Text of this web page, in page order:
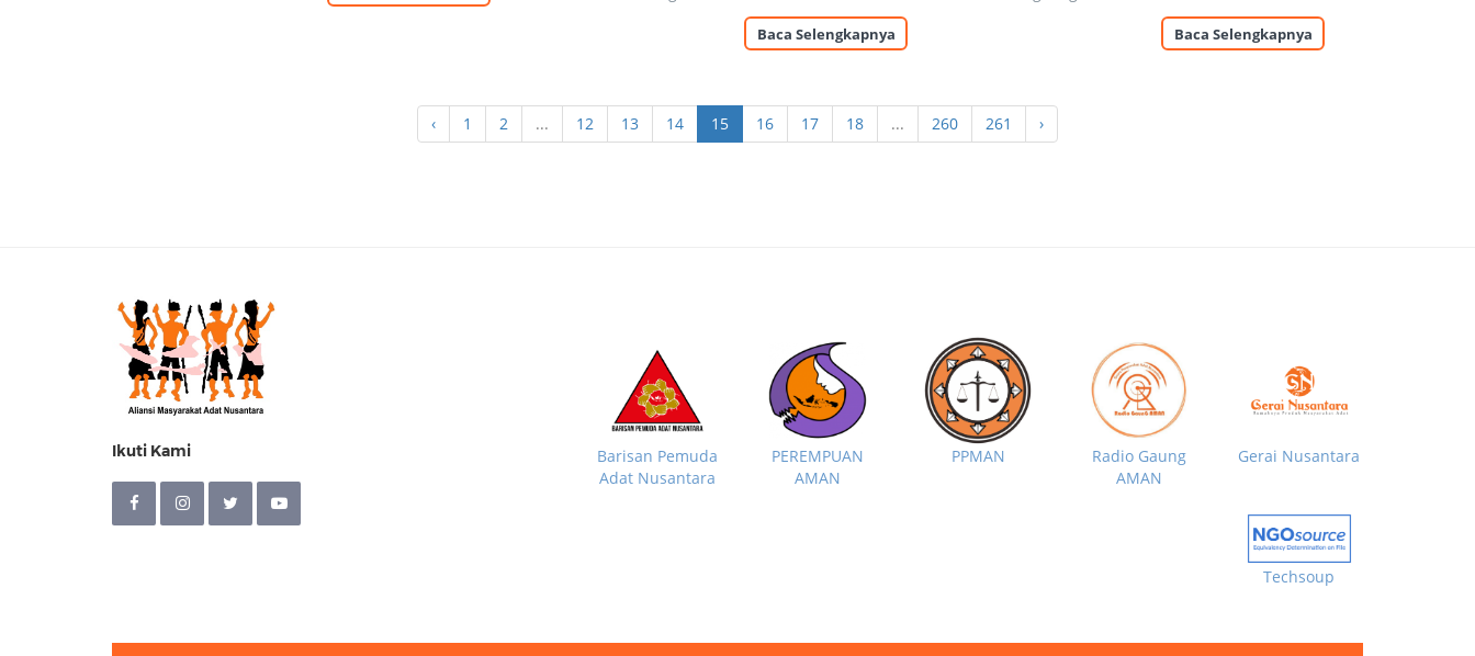
Baca Selengkapnya Baca Selengkapnya
‹ 1 2 ... 12 13 14 15 16 17 18 ... 260 261 ›
Ikuti Kami
Barisan Pemuda
Adat Nusantara
PEREMPUAN
AMAN
PPMAN
Radio Gaung
AMAN
Gerai Nusantara
Techsoup